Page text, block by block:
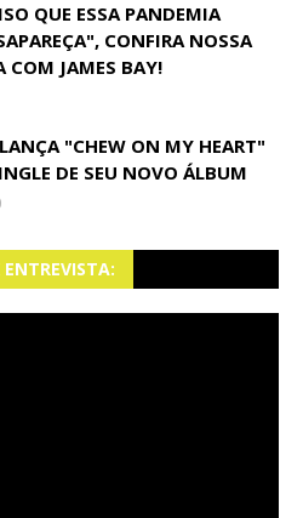
QUE ESSA PANDEMIA
CONFIRA NOSSA
COM JAMES BAY!
"CHEW ON MY HEART"
DE SEU NOVO ÁLBUM